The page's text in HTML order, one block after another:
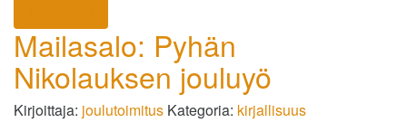
Mailasalo: Pyhän
Nikolauksen jouluyö
Kirjoittaja: joulutoimitus Kategoria: kirjallisuus